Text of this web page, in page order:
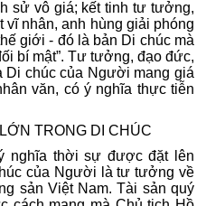
sử vô giá; kết tinh tư tưởng,
vĩ nhân, anh hùng giải phóng
giới - đó là bản Di chúc mà
bí mật”. Tư tưởng, đạo đức,
Di chúc của Người mang giá
văn, có ý nghĩa thực tiễn
TRONG DI CHÚC
nghĩa thời sự được đặt lên
của Người là tư tưởng về
sản Việt Nam. Tài sản quý